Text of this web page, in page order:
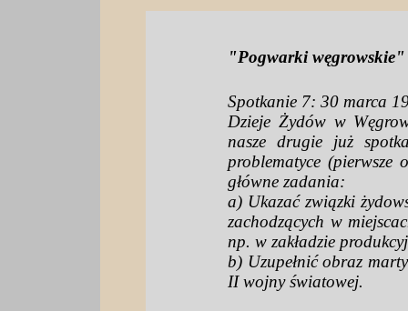
"Pogwarki węgrowskie"
Spotkanie 7: 30 marca
Dzieje Żydów w
nasze drugie już
problematyce
główne zadania:
a) Ukazać związki
zachodzących w
np. w zakładzie
b) Uzupełnić obraz
II wojny światowej.